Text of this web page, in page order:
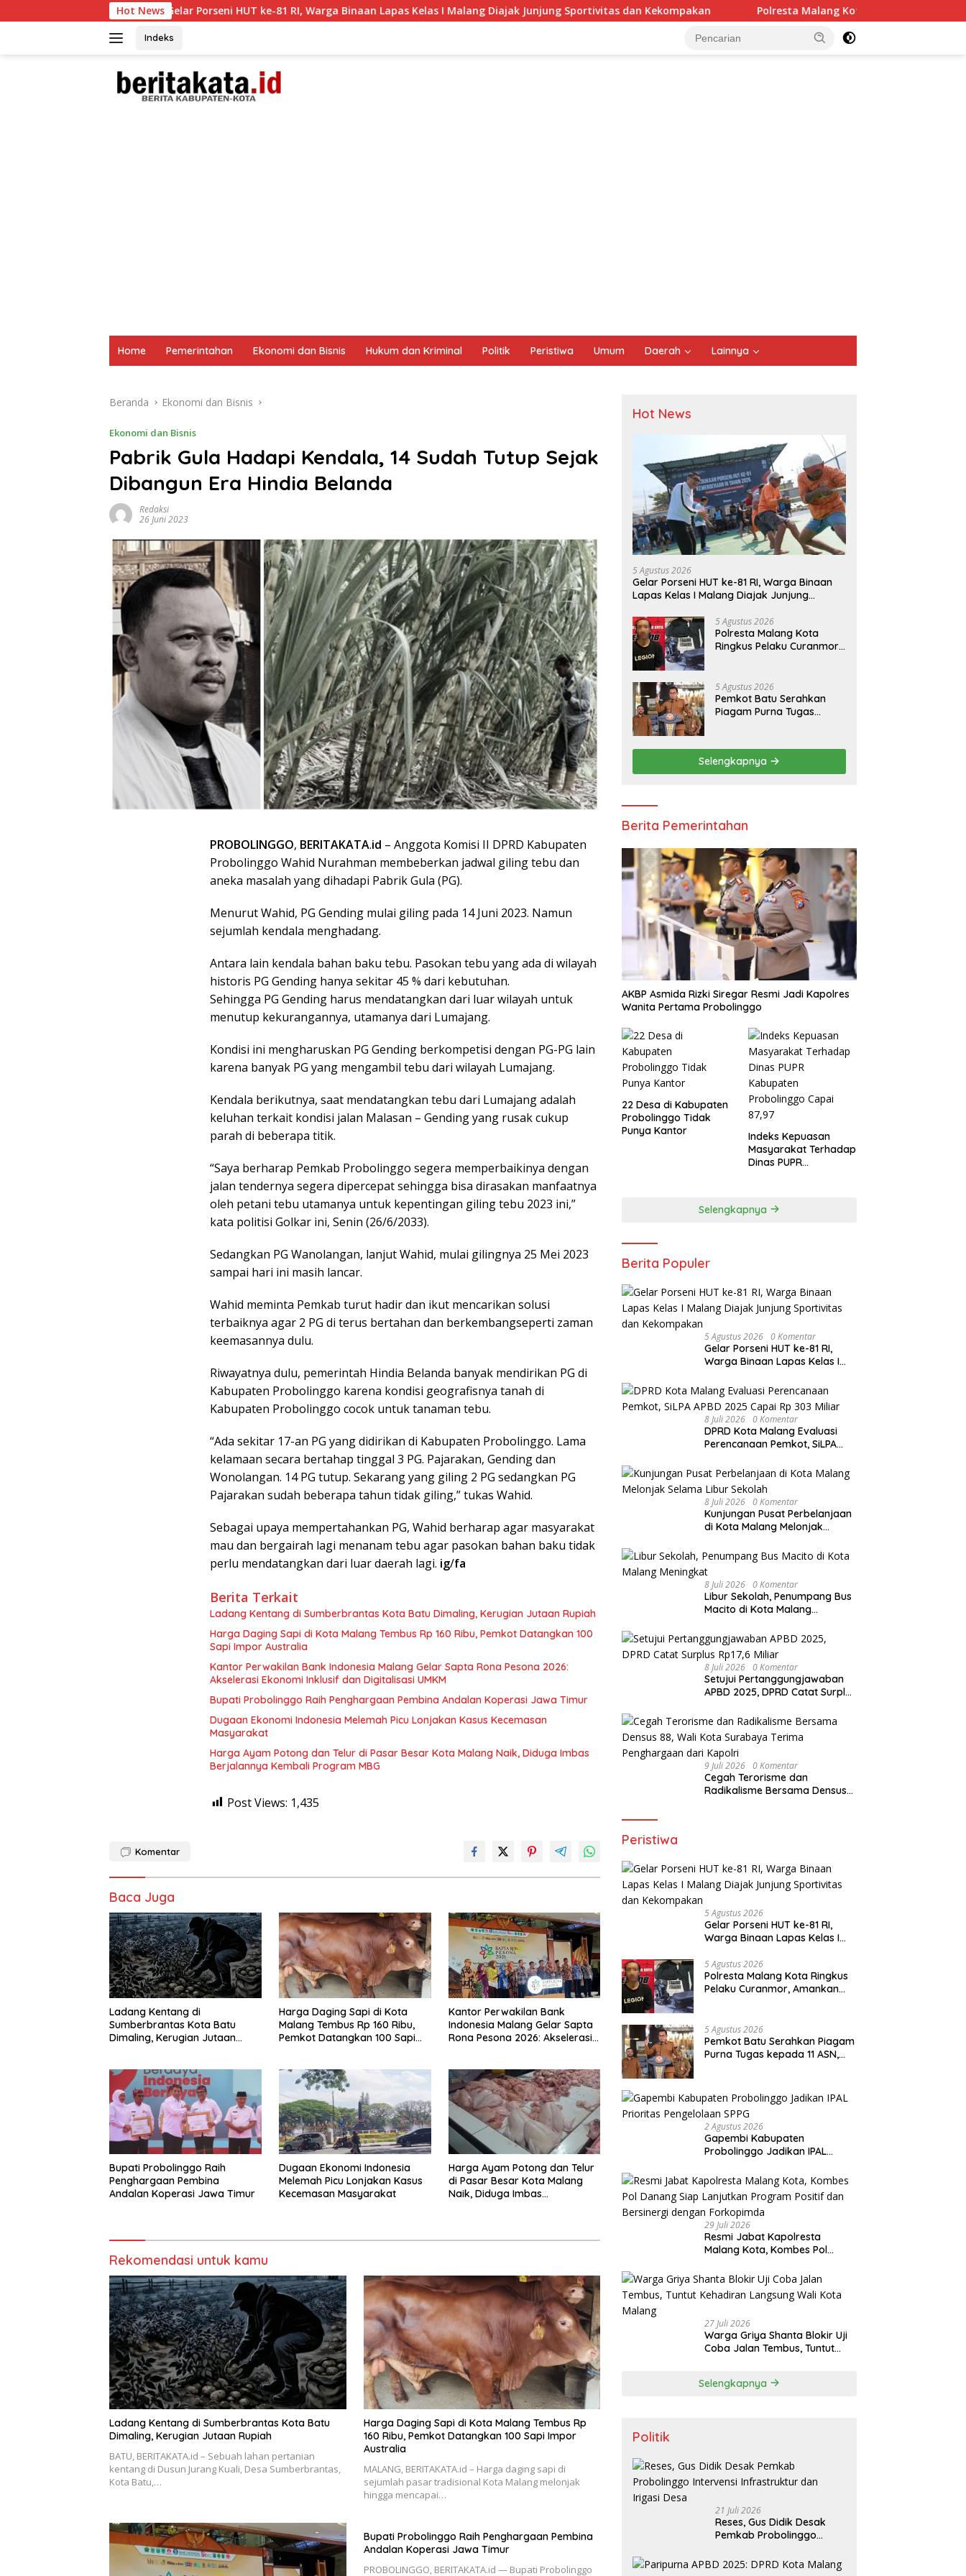
ke
Hot News
Gelar Porseni HUT ke-81 RI, Warga Binaan Lapas Kelas I Malang Diajak Junjung Sportivitas dan Kekompakan Polresta Malang Kota Ringkus Pelaku Curanmor, Amankan
Indeks
Home Pemerintahan Ekonomi dan Bisnis Hukum dan Kriminal Politik Peristiwa Umum Daerah Lainnya
Beranda Ekonomi dan Bisnis
Ekonomi dan Bisnis
Pabrik Gula Hadapi Kendala, 14 Sudah Tutup Sejak
Dibangun Era Hindia Belanda
Redaksi
26 Juni 2023
PROBOLINGGO, BERITAKATA.id – Anggota Komisi II DPRD Kabupaten
Probolinggo Wahid Nurahman membeberkan jadwal giling tebu dan
aneka masalah yang dihadapi Pabrik Gula (PG).
Menurut Wahid, PG Gending mulai giling pada 14 Juni 2023. Namun
sejumlah kendala menghadang.
Antara lain kendala bahan baku tebu. Pasokan tebu yang ada di wilayah
historis PG Gending hanya sekitar 45 % dari kebutuhan.
Sehingga PG Gending harus mendatangkan dari luar wilayah untuk
menutup kekurangannya, utamanya dari Lumajang.
Kondisi ini mengharuskan PG Gending berkompetisi dengan PG-PG lain
karena banyak PG yang mengambil tebu dari wilayah Lumajang.
Kendala berikutnya, saat mendatangkan tebu dari Lumajang adalah
keluhan terkait kondisi jalan Malasan – Gending yang rusak cukup
parah di beberapa titik.
“Saya berharap Pemkab Probolinggo segera memperbaikinya dengan
jalan tendernya segera dipercepat sehingga bisa dirasakan manfaatnya
oleh petani tebu utamanya untuk kepentingan giling tebu 2023 ini,”
kata politisi Golkar ini, Senin (26/6/2033).
Sedangkan PG Wanolangan, lanjut Wahid, mulai gilingnya 25 Mei 2023
sampai hari ini masih lancar.
Wahid meminta Pemkab turut hadir dan ikut mencarikan solusi
terbaiknya agar 2 PG di terus bertahan dan berkembangseperti zaman
keemasannya dulu.
Riwayatnya dulu, pemerintah Hindia Belanda banyak mendirikan PG di
Kabupaten Probolinggo karena kondisi geografisnya tanah di
Kabupaten Probolinggo cocok untuk tanaman tebu.
“Ada sekitar 17-an PG yang didirikan di Kabupaten Probolinggo. Lama
kelamaan secara bertahap tinggal 3 PG. Pajarakan, Gending dan
Wonolangan. 14 PG tutup. Sekarang yang giling 2 PG sedangkan PG
Pajarakan sudah beberapa tahun tidak giling,” tukas Wahid.
Sebagai upaya mempertahankan PG, Wahid berharap agar masyarakat
mau dan bergairah lagi menanam tebu agar pasokan bahan baku tidak
perlu mendatangkan dari luar daerah lagi. ig/fa
Berita Terkait
Ladang Kentang di Sumberbrantas Kota Batu Dimaling, Kerugian Jutaan Rupiah
Harga Daging Sapi di Kota Malang Tembus Rp 160 Ribu, Pemkot Datangkan 100
Sapi Impor Australia
Kantor Perwakilan Bank Indonesia Malang Gelar Sapta Rona Pesona 2026:
Akselerasi Ekonomi Inklusif dan Digitalisasi UMKM
Bupati Probolinggo Raih Penghargaan Pembina Andalan Koperasi Jawa Timur
Dugaan Ekonomi Indonesia Melemah Picu Lonjakan Kasus Kecemasan
Masyarakat
Harga Ayam Potong dan Telur di Pasar Besar Kota Malang Naik, Diduga Imbas
Berjalannya Kembali Program MBG
Post Views: 1,435
Komentar
Baca Juga
Ladang Kentang di
Sumberbrantas Kota Batu
Dimaling, Kerugian Jutaan
Harga Daging Sapi di Kota
Malang Tembus Rp 160 Ribu,
Pemkot Datangkan 100 Sapi
Kantor Perwakilan Bank
Indonesia Malang Gelar Sapta
Rona Pesona 2026: Akselerasi
Bupati Probolinggo Raih
Penghargaan Pembina
Andalan Koperasi Jawa Timur
Dugaan Ekonomi Indonesia
Melemah Picu Lonjakan Kasus
Kecemasan Masyarakat
Harga Ayam Potong dan Telur
di Pasar Besar Kota Malang
Naik, Diduga Imbas
Rekomendasi untuk kamu
Ladang Kentang di Sumberbrantas Kota Batu
Dimaling, Kerugian Jutaan Rupiah
BATU, BERITAKATA.id – Sebuah lahan pertanian
kentang di Dusun Jurang Kuali, Desa Sumberbrantas,
Kota Batu,…
Harga Daging Sapi di Kota Malang Tembus Rp
160 Ribu, Pemkot Datangkan 100 Sapi Impor
Australia
MALANG, BERITAKATA.id – Harga daging sapi di
sejumlah pasar tradisional Kota Malang melonjak
hingga mencapai…
Bupati Probolinggo Raih Penghargaan Pembina
Andalan Koperasi Jawa Timur
PROBOLINGGO, BERITAKATA.id — Bupati Probolinggo
Hot News
5 Agustus 2026
Gelar Porseni HUT ke-81 RI, Warga Binaan
Lapas Kelas I Malang Diajak Junjung
5 Agustus 2026
Polresta Malang Kota
Ringkus Pelaku Curanmor,
5 Agustus 2026
Pemkot Batu Serahkan
Piagam Purna Tugas
Utama
Selengkapnya
Berita Pemerintahan
AKBP Asmida Rizki Siregar Resmi Jadi Kapolres
Wanita Pertama Probolinggo
22 Desa di Kabupaten
Probolinggo Tidak
Punya Kantor
Indeks Kepuasan
Masyarakat Terhadap
Dinas PUPR
Selengkapnya
Berita Populer
5 Agustus 2026 0 Komentar
Gelar Porseni HUT ke-81 RI,
Warga Binaan Lapas Kelas I
Sportivitas dan Kekompakan
8 Juli 2026 0 Komentar
DPRD Kota Malang Evaluasi
Perencanaan Pemkot, SiLPA
8 Juli 2026 0 Komentar
Kunjungan Pusat Perbelanjaan
di Kota Malang Melonjak
8 Juli 2026 0 Komentar
Libur Sekolah, Penumpang Bus
Macito di Kota Malang
8 Juli 2026 0 Komentar
Setujui Pertanggungjawaban
APBD 2025, DPRD Catat Surplus
9 Juli 2026 0 Komentar
Cegah Terorisme dan
Radikalisme Bersama Densus
Peristiwa
5 Agustus 2026
Gelar Porseni HUT ke-81 RI,
Warga Binaan Lapas Kelas I
Sportivitas dan Kekompakan
5 Agustus 2026
Polresta Malang Kota Ringkus
Pelaku Curanmor, Amankan
5 Agustus 2026
Pemkot Batu Serahkan Piagam
Purna Tugas kepada 11 ASN,
2 Agustus 2026
Gapembi Kabupaten
Probolinggo Jadikan IPAL
29 Juli 2026
Resmi Jabat Kapolresta
Malang Kota, Kombes Pol
Program Positif dan Bersinergi
dengan Forkopimda
27 Juli 2026
Warga Griya Shanta Blokir Uji
Coba Jalan Tembus, Tuntut
Selengkapnya
Politik
21 Juli 2026
Reses, Gus Didik Desak
Pemkab Probolinggo
dan Irigasi Desa